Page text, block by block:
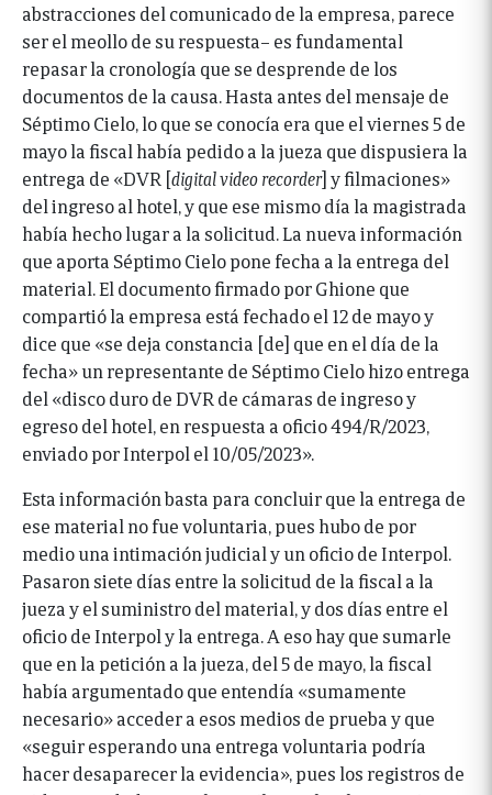
abstracciones del comunicado de la empresa, parece
ser el meollo de su respuesta– es fundamental
repasar la cronología que se desprende de los
documentos de la causa. Hasta antes del mensaje de
Séptimo Cielo, lo que se conocía era que el viernes 5 de
mayo la fiscal había pedido a la jueza que dispusiera la
entrega de «DVR [digital video recorder] y filmaciones»
del ingreso al hotel, y que ese mismo día la magistrada
había hecho lugar a la solicitud. La nueva información
que aporta Séptimo Cielo pone fecha a la entrega del
material. El documento firmado por Ghione que
compartió la empresa está fechado el 12 de mayo y
dice que «se deja constancia [de] que en el día de la
fecha» un representante de Séptimo Cielo hizo entrega
del «disco duro de DVR de cámaras de ingreso y
egreso del hotel, en respuesta a oficio 494/R/2023,
enviado por Interpol el 10/05/2023».
Esta información basta para concluir que la entrega de
ese material no fue voluntaria, pues hubo de por
medio una intimación judicial y un oficio de Interpol.
Pasaron siete días entre la solicitud de la fiscal a la
jueza y el suministro del material, y dos días entre el
oficio de Interpol y la entrega. A eso hay que sumarle
que en la petición a la jueza, del 5 de mayo, la fiscal
había argumentado que entendía «sumamente
necesario» acceder a esos medios de prueba y que
«seguir esperando una entrega voluntaria podría
hacer desaparecer la evidencia», pues los registros de